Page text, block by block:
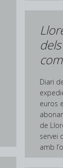
Diari
euros
de
servei
amb